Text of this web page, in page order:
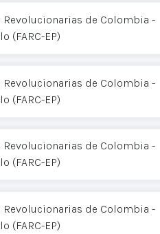
Revolucionarias de Colombia -
(FARC-EP)
Revolucionarias de Colombia -
(FARC-EP)
Revolucionarias de Colombia -
(FARC-EP)
Revolucionarias de Colombia -
(FARC-EP)